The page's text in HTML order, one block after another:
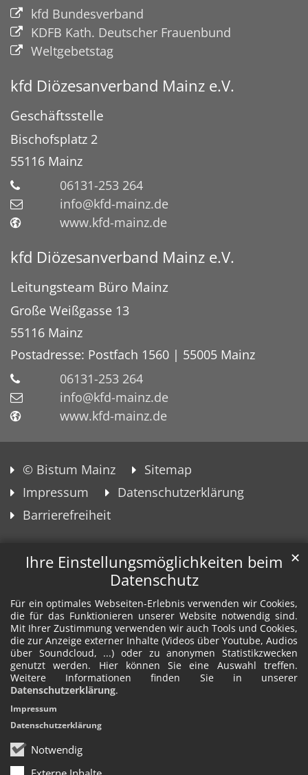
Ihre Einstellungsmöglichkeiten beim
Datenschutz
Für ein optimales Webseiten-Erlebnis verwenden wir Cookies,
die für das Funktionieren unserer Website notwendig sind.
Mit Ihrer Zustimmung verwenden wir auch Tools und Cookies,
die zur Anzeige externer Inhalte (Videos über Youtube, Audios
über Soundcloud, ...) oder zu anonymen Statistikzwecken
genutzt werden. Hier können Sie eine Auswahl treffen.
Weitere Informationen finden Sie in unserer
Datenschutzerklärung.
Notwendig
✕
Impressum
Datenschutzerklärung
kfd Bundesverband
KDFB Kath. Deutscher Frauenbund
Weltgebetstag
kfd Diözesanverband Mainz e.V.
Geschäftsstelle
Bischofsplatz 2
55116 Mainz
06131-253 264
info@kfd-mainz.de
www.kfd-mainz.de
kfd Diözesanverband Mainz e.V.
Leitungsteam Büro Mainz
Große Weißgasse 13
55116 Mainz
Postadresse: Postfach 1560 | 55005 Mainz
06131-253 264
info@kfd-mainz.de
www.kfd-mainz.de
© Bistum Mainz
Sitemap
Impressum
Datenschutzerklärung
Barrierefreiheit